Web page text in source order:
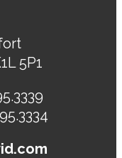
5P1